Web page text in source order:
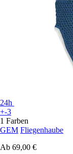
24h
+-3
1 Farben
GEM Fliegenhaube
Ab 69,00 €